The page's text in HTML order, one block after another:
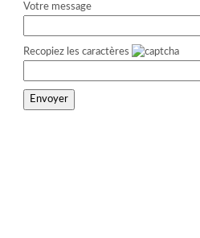
Votre message
Recopiez les caractères